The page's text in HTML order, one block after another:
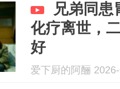
兄弟同患
化疗离世，
好
爱下厨的阿酾